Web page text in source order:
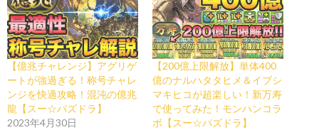
【億兆チャレンジ】アグリゲ
ートが強過ぎる！称号チャレ
ンジを快適攻略！混沌の億兆
龍【スー☆パズドラ】
2023年4月30日
【200億上限解放】単体400
億のナルハタタヒメ＆イブシ
マキヒコが超楽しい！新万寿
で使ってみた！モンハンコラ
ボ【スー☆パズドラ】